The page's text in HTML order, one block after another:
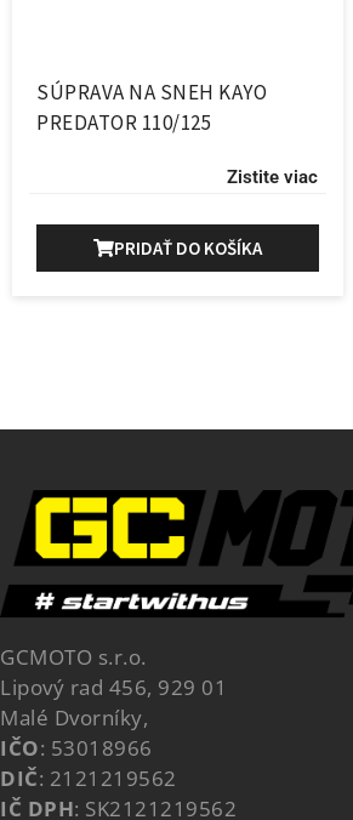
SÚPRAVA NA SNEH KAYO
PREDATOR 110/125
Zistite viac
PRIDAŤ DO KOŠÍKA
GCMOTO s.r.o.
Lipový rad 456, 929 01
Malé Dvorníky,
IČO: 53018966
DIČ: 2121219562
IČ DPH: SK2121219562